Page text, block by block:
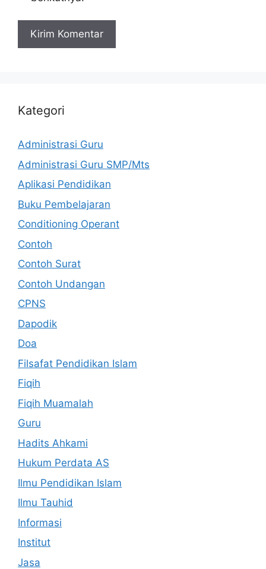
Kategori
Administrasi Guru
Administrasi Guru SMP/Mts
Aplikasi Pendidikan
Buku Pembelajaran
Conditioning Operant
Contoh
Contoh Surat
Contoh Undangan
CPNS
Dapodik
Doa
Filsafat Pendidikan Islam
Fiqih
Fiqih Muamalah
Guru
Hadits Ahkami
Hukum Perdata AS
Ilmu Pendidikan Islam
Ilmu Tauhid
Informasi
Institut
Jasa